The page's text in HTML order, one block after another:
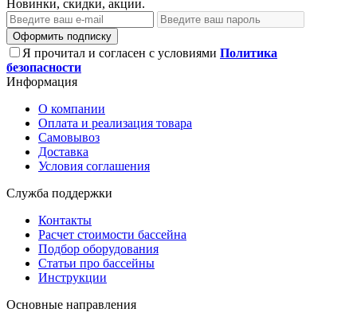
Новинки, скидки, акции.
Оформить подписку
Я прочитал и согласен с условиями Политика
безопасности
Информация
О компании
Оплата и реализация товара
Самовывоз
Доставка
Условия соглашения
Служба поддержки
Контакты
Расчет стоимости бассейна
Подбор оборудования
Статьи про бассейны
Инструкции
Основные направления